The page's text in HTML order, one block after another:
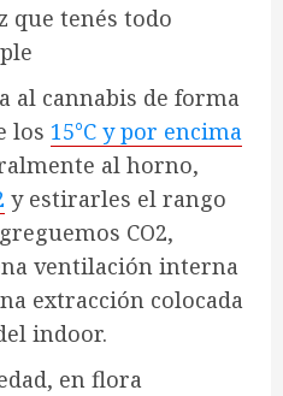
que tenés todo
al cannabis de forma
los 15°C y por encima
al horno,
y estirarles el rango
CO2,
ventilación interna
extracción colocada
indoor.
en flora